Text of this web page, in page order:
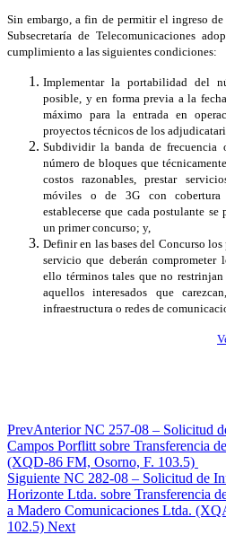
Sin embargo, a fin de permitir el ingreso de
Subsecretaría de Telecomunicaciones
cumplimiento a las siguientes condiciones:
Implementar la portabilidad del
posible, y en forma previa a la
máximo para la entrada en
proyectos técnicos de los
Subdividir la banda de frecuencia
número de bloques que
costos razonables, prestar
móviles o de 3G con cobertura
establecerse que cada postulante
un primer concurso; y,
Definir en las bases del Concurso
servicio que deberán comprometer
ello términos tales que no
aquellos interesados que
infraestructura o redes de
PrevAnteriorNC 257-08 – Solicitud
Campos Porflitt sobre Transferencia
(XQD-86 FM, Osorno, F. 103.5)
Siguiente NC 282-08 – Solicitud de
Horizonte Ltda. sobre Transferencia
a Madero Comunicaciones Ltda.
102.5) Next